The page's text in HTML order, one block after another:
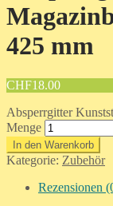
425 mm
CHF18.00
Absperrgitter
Menge
In den Warenkorb
Kategorie: Zubehör
Rezensionen